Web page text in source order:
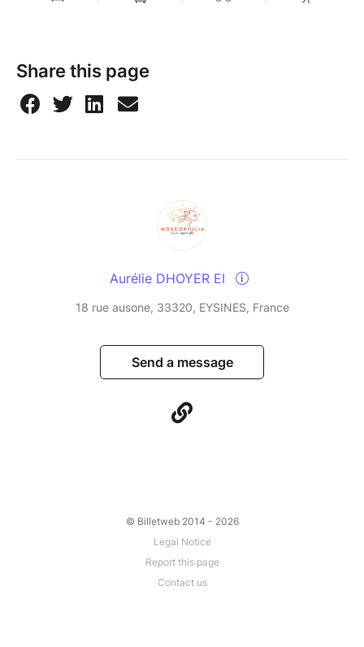
Share this page
Aurélie DHOYER EI
18 rue ausone, 33320, EYSINES, France
Send a message
© Billetweb 2014 - 2026
Legal Notice
Report this page
Contact us